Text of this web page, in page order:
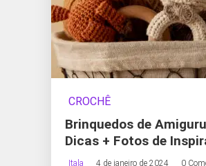
CROCHÊ
Brinquedos de
Dicas + Fotos de
Itala 4 de janeiro de 2024
0